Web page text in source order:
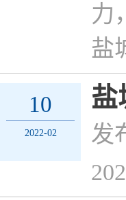
力
盐
10
2022-02
盐
发